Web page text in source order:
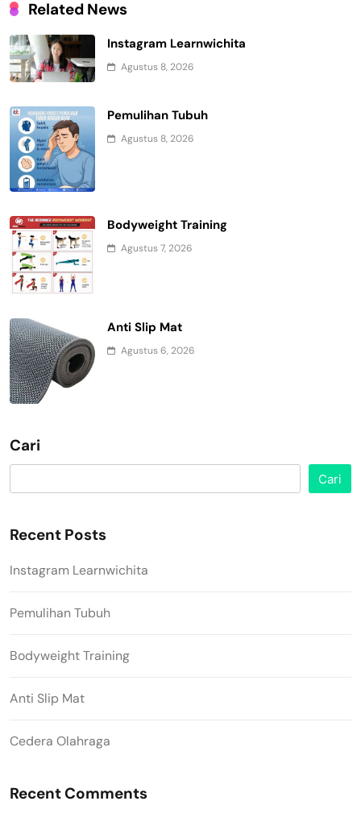
Related News
Instagram Learnwichita
Agustus 8, 2026
Pemulihan Tubuh
Agustus 8, 2026
Bodyweight Training
Agustus 7, 2026
Anti Slip Mat
Agustus 6, 2026
Cari
Cari
Recent Posts
Instagram Learnwichita
Pemulihan Tubuh
Bodyweight Training
Anti Slip Mat
Cedera Olahraga
Recent Comments